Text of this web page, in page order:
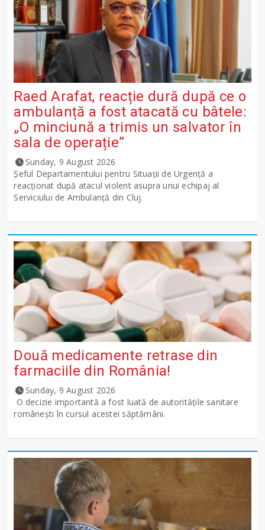
Raed Arafat, reacție dură după ce o
ambulanță a fost atacată cu bâtele:
„O minciună a trimis un salvator în
sala de operație”
Sunday, 9 August 2026
Șeful Departamentului pentru Situații de Urgență a
reacționat după atacul violent asupra unui echipaj al
Serviciului de Ambulanță din Cluj.
Două medicamente retrase din
farmaciile din România!
Sunday, 9 August 2026
O decizie importantă a fost luată de autoritățile sanitare
românești în cursul acestei săptămâni.